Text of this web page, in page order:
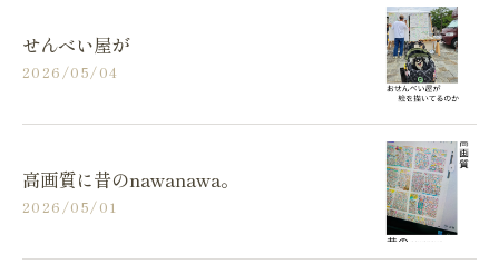
せんべい屋が
2026/05/04
高画質に昔のnawanawa。
2026/05/01